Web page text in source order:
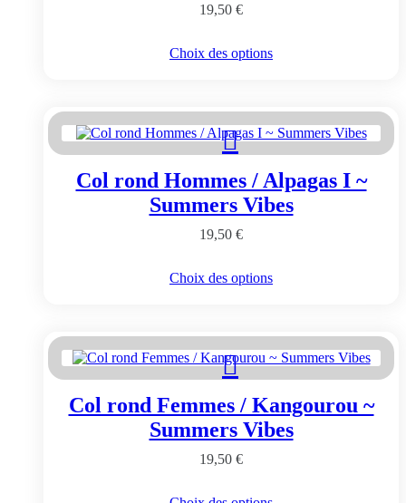
19,50 €
Choix des options
Ce
Les
options
être
choisies
sur
la
produit
Col rond Hommes / Alpagas I ~
Summers Vibes
19,50 €
Choix des options
Ce
Les
options
être
choisies
sur
la
Col rond Femmes / Kangourou ~
Summers Vibes
19,50 €